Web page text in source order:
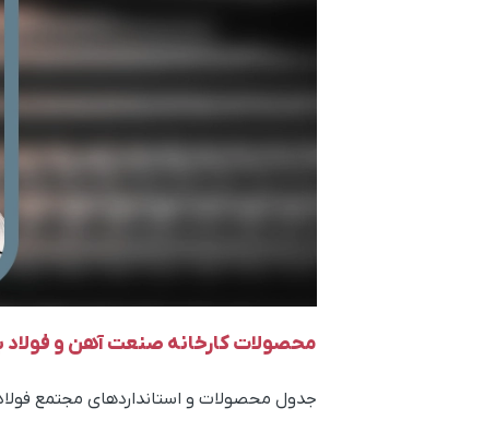
محصولات کارخانه صنعت آهن و فولاد
جدول محصولات و استانداردهای مجتمع